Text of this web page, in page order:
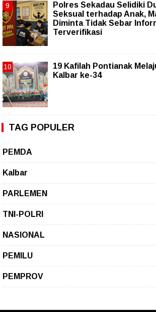
Polres Sekadau Selidiki
Seksual terhadap Anak,
Diminta Tidak Sebar
Terverifikasi
19 Kafilah Pontianak
Kalbar ke-34
TAG POPULER
PEMDA
Kalbar
PARLEMEN
TNI-POLRI
NASIONAL
PEMILU
PEMPROV